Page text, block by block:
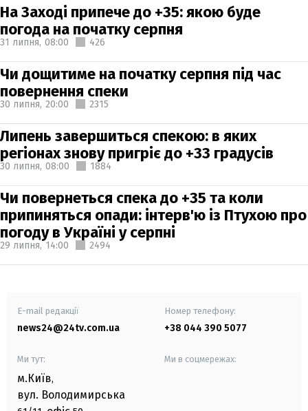
На Заході припече до +35: якою буде
погода на початку серпня
31 липня, 08:00 426
Чи дощитиме на початку серпня під час
повернення спеки
30 липня, 20:00 2315
Липень завершиться спекою: в яких
регіонах знову пригріє до +33 градусів
30 липня, 08:00 1884
Чи повернеться спека до +35 та коли
припиняться опади: інтерв'ю із Птухою про
погоду в Україні у серпні
29 липня, 14:00 2494
E-mail редакції
news24@24tv.com.ua
Номер телефону:
+38 044 390 5077
Ми тут:
м.Київ,
вул. Володимирська
Ми в соцмережах: